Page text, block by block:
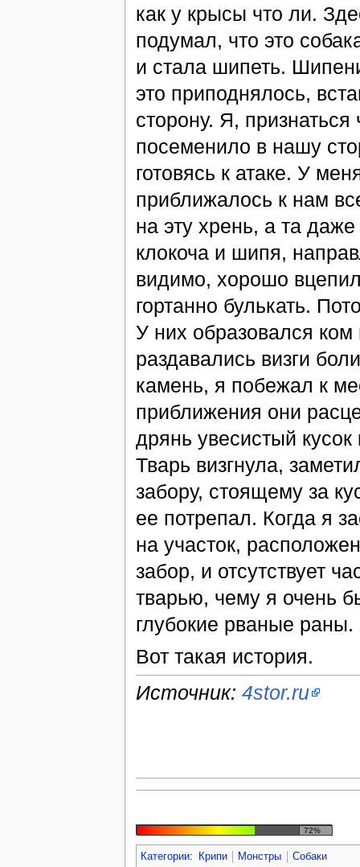
как у крысы что ли.
подумал, что это
и стала шипеть.
это приподнялось,
сторону. Я,
посеменило в нашу
готовясь к атаке. У
приближалось к нам
на эту хрень, а та
клокоча и шипя,
видимо, хорошо
гортанно булькать.
У них образовался
раздавались визги
камень, я побежал к
приближения они
дрянь увесистый
Тварь визгнула,
забору, стоящему за
ее потрепал. Когда я
на участок,
забор, и отсутствует
тварью, чему я очень
глубокие рваные
Вот такая история.
Источник: 4stor.ru
72%
Категории: Крипи Монстры Собаки